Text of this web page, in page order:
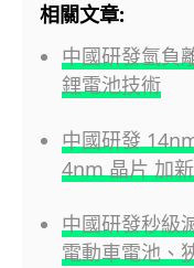
相關文章:
中國研發氫負
鋰電池技術
中國研發
4nm 晶片 加
中國研發秒級
電動車電池、